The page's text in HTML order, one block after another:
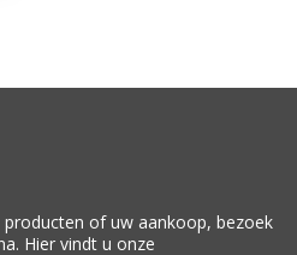
of uw aankoop, bezoek
Hier vindt u onze